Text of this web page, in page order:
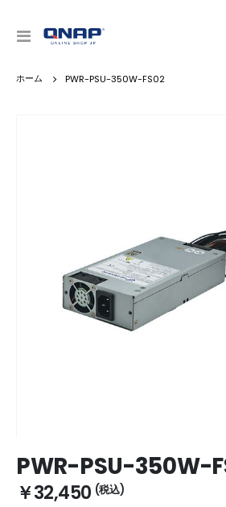
ナ
呼
PWR-PSU-350W-FS02
to
the
beginning
PWR-PSU-350W-
￥32,450